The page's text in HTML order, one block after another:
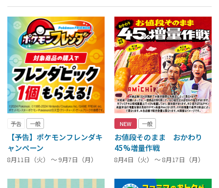
予告 一般
【予告】ポケモンフレンダキ
ャンペーン
8月11日（火） ～ 9月7日（月）
NEW 一般
お値段そのまま おかわり
45%増量作戦
8月4日（火） ～ 8月17日（月）